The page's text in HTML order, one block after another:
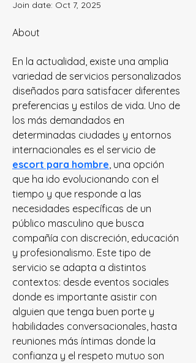
Join date: Oct 7, 2025
About
En la actualidad, existe una amplia
variedad de servicios personalizados
diseñados para satisfacer diferentes
preferencias y estilos de vida. Uno de
los más demandados en
determinadas ciudades y entornos
internacionales es el servicio de
escort para hombre, una opción
que ha ido evolucionando con el
tiempo y que responde a las
necesidades específicas de un
público masculino que busca
compañía con discreción, educación
y profesionalismo. Este tipo de
servicio se adapta a distintos
contextos: desde eventos sociales
donde es importante asistir con
alguien que tenga buen porte y
habilidades conversacionales, hasta
reuniones más íntimas donde la
confianza y el respeto mutuo son